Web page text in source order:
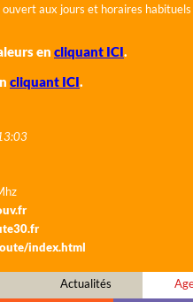
aux jours et horaires
en cliquant ICI.
cliquant ICI.
index.html
Actualités